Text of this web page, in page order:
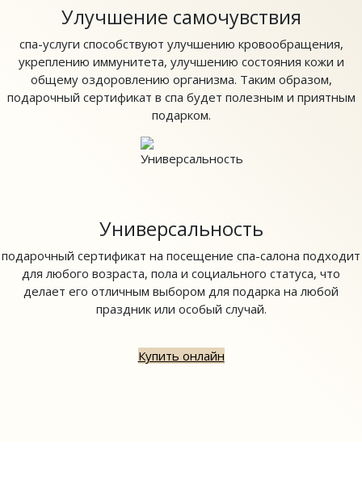
Улучшение самочувствия
спа-услуги способствуют улучшению кровообращения,
укреплению иммунитета, улучшению состояния кожи и
общему оздоровлению организма. Таким образом,
подарочный сертификат в спа будет полезным и приятным
подарком.
Универсальность
подарочный сертификат на посещение спа-салона подходит
для любого возраста, пола и социального статуса, что
делает его отличным выбором для подарка на любой
праздник или особый случай.
Купить онлайн